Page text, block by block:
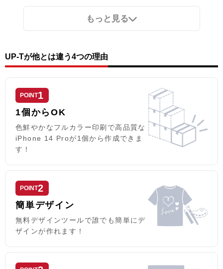
スマホケースの内側へ印刷するた
め印刷面に傷がつきません。側面
意：
れないと、表面素材を貼り付けて
いる接着剤痕と背面の黒のラバー
が見えます。
ナルグリッターケースが作れま
す。
もっと見る
UP-Tが他とは違う4つの理由
POINT1
1個からOK
色鮮やかなフルカラー印刷で高品質な
iPhone 14 Proが1個から作成できま
す！
POINT2
簡単デザイン
無料デザインツールで誰でも簡単にデ
ザインが作れます！